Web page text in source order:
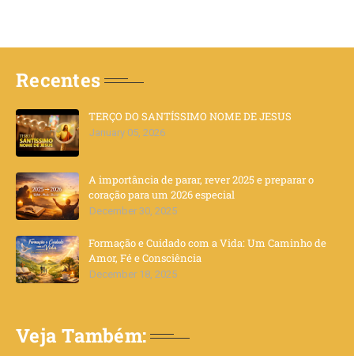
Recentes
TERÇO DO SANTÍSSIMO NOME DE JESUS
January 05, 2026
A importância de parar, rever 2025 e preparar o
coração para um 2026 especial
December 30, 2025
Formação e Cuidado com a Vida: Um Caminho de
Amor, Fé e Consciência
December 18, 2025
Veja Também: